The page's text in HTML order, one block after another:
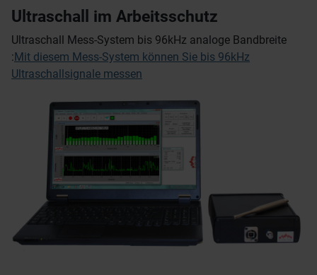
Ultraschall im Arbeitsschutz
Ultraschall Mess-System bis 96kHz analoge Bandbreite
: Mit diesem Mess-System können Sie bis 96kHz
Ultraschallsignale messen